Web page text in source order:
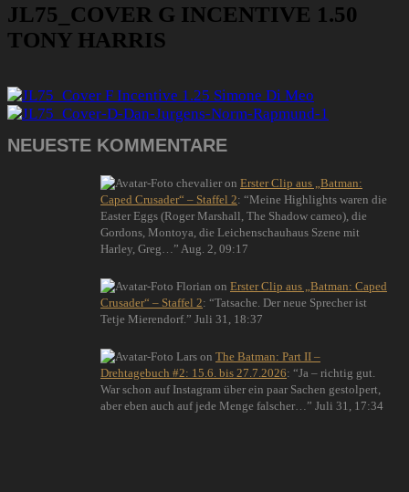
JL75_COVER G INCENTIVE 1.50
TONY HARRIS
NEUESTE KOMMENTARE
chevalier on Erster Clip aus „Batman:
Caped Crusader“ – Staffel 2: “Meine Highlights waren die
Easter Eggs (Roger Marshall, The Shadow cameo), die
Gordons, Montoya, die Leichenschauhaus Szene mit
Harley, Greg… ” Aug. 2, 09:17
Florian on Erster Clip aus „Batman: Caped
Crusader“ – Staffel 2: “Tatsache. Der neue Sprecher ist
Tetje Mierendorf. ” Juli 31, 18:37
Lars on The Batman: Part II –
Drehtagebuch #2: 15.6. bis 27.7.2026: “Ja – richtig gut.
War schon auf Instagram über ein paar Sachen gestolpert,
aber eben auch auf jede Menge falscher… ” Juli 31, 17:34